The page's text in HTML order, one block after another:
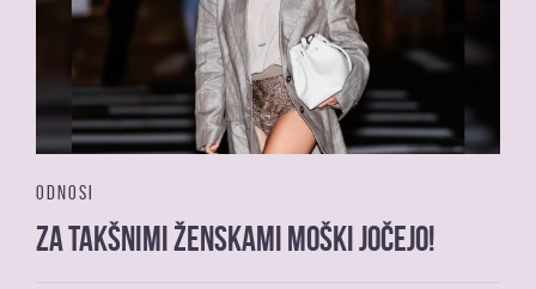
ODNOSI
Za takšnimi ženskami moški jočejo!